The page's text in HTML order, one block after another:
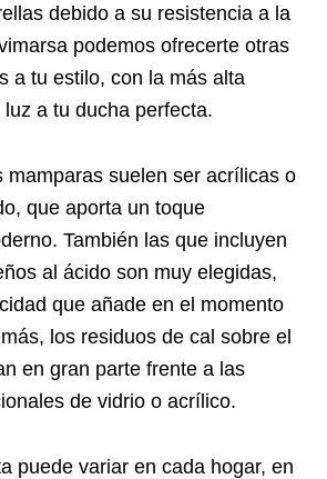
debido a su resistencia a la
podemos ofrecerte otras
a tu estilo, con la más alta
a tu ducha perfecta.
mamparas suelen ser acrílicas o
que aporta un toque
También las que incluyen
al ácido son muy elegidas,
que añade en el momento
los residuos de cal sobre el
en gran parte frente a las
de vidrio o acrílico.
puede variar en cada hogar, en